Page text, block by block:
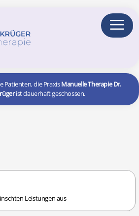
Patienten, die PraxisManuelle Therapie Dr.
ist dauerhaft geschossen.
Leistungen aus